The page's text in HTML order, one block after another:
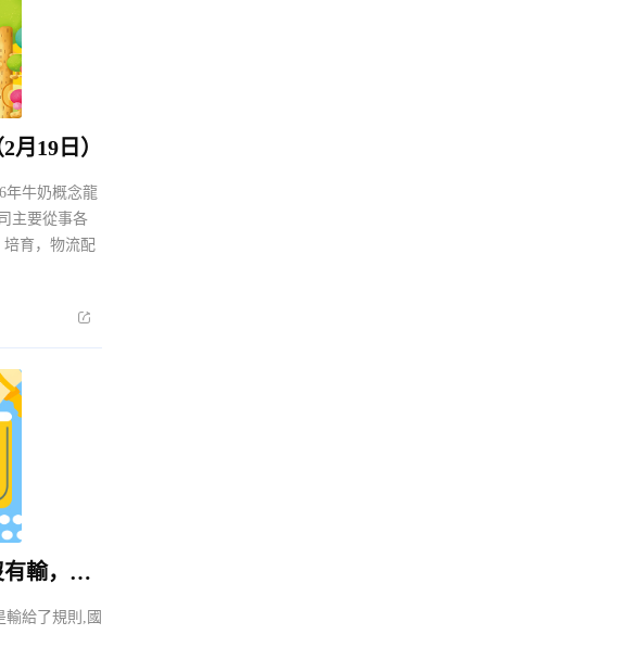
19日）
年牛奶概念龍
主要從事各
育，物流配
埃爾納內斯：競技層面上尤文沒有輸，而是輸給了規則 最新
輸給了規則,國